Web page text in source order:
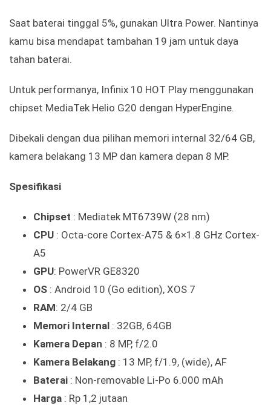
Saat baterai tinggal 5%, gunakan Ultra Power. Nantinya
kamu bisa mendapat tambahan 19 jam untuk daya
tahan baterai.
Untuk performanya, Infinix 10 HOT Play menggunakan
chipset MediaTek Helio G20 dengan HyperEngine.
Dibekali dengan dua pilihan memori internal 32/64 GB,
kamera belakang 13 MP dan kamera depan 8 MP.
Spesifikasi
Chipset : Mediatek MT6739W (28 nm)
CPU : Octa-core Cortex-A75 & 6×1.8 GHz Cortex-
A5
GPU: PowerVR GE8320
OS : Android 10 (Go edition), XOS 7
RAM: 2/4 GB
Memori Internal : 32GB, 64GB
Kamera Depan : 8 MP, f/2.0
Kamera Belakang : 13 MP, f/1.9, (wide), AF
Baterai : Non-removable Li-Po 6.000 mAh
Harga : Rp 1,2 jutaan